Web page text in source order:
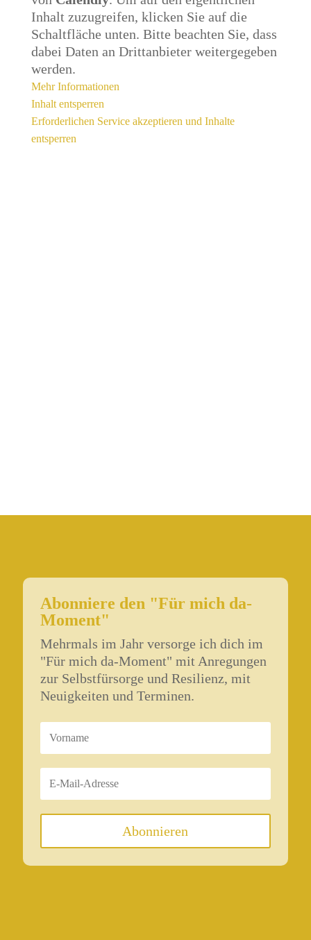
Inhalt zuzugreifen, klicken Sie auf die
Schaltfläche unten. Bitte beachten Sie, dass
dabei Daten an Drittanbieter weitergegeben
werden.
Mehr Informationen
Inhalt entsperren
Erforderlichen Service akzeptieren und Inhalte
entsperren
Abonniere den "Für mich da-
Moment"
Mehrmals im Jahr versorge ich dich im
"Für mich da-Moment" mit Anregungen
zur Selbstfürsorge und Resilienz, mit
Neuigkeiten und Terminen.
Abonnieren